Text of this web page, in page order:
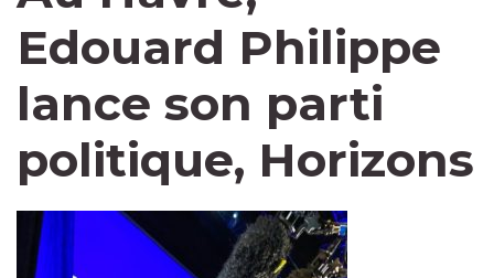
Edouard Philippe
lance son parti
politique, Horizons